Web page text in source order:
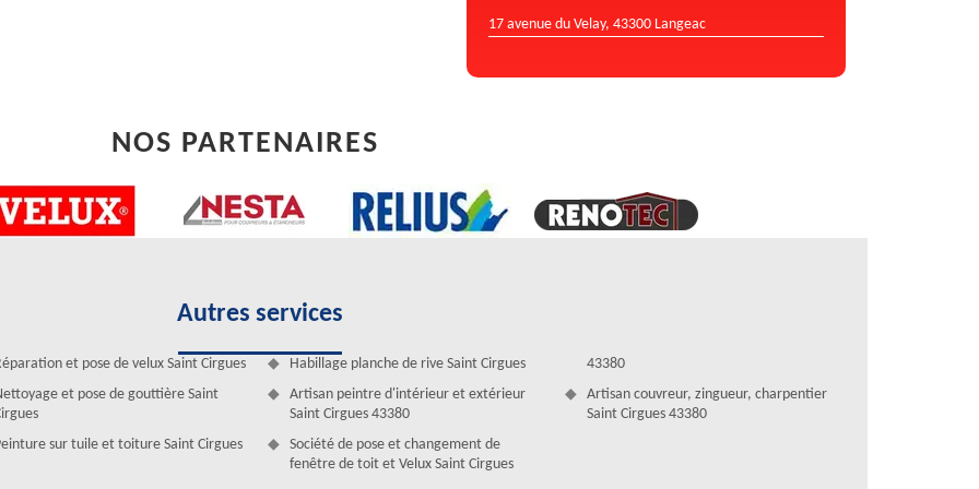
fuite toiture à Saint Cirgues
de faire appel à Artisan Duculty David. D’ailleurs, la réparation
faire et beaucoup de professionnalisme et c’est pour cette raison
dans tout le 43380, il rempli toute la qualité requise pour
En effet, veuillez faire appel à Artisan Duculty David pour
17 avenue du Velay, 43300 Langeac
NOS PARTENAIRES
Autres services
et pose de velux Saint Cirgues
et pose de gouttière Saint
sur tuile et toiture Saint Cirgues
Habillage planche de rive Saint Cirgues
Artisan peintre d'intérieur et extérieur
Saint Cirgues 43380
Société de pose et changement de
fenêtre de toit et Velux Saint Cirgues
43380
Artisan couvreur, zingueur, charpentier
Saint Cirgues 43380